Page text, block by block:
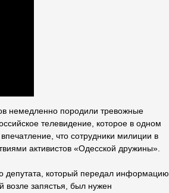
немедленно породили тревожные
телевидение, которое в одном
что сотрудники милиции в
активистов «Одесской дружины».
депутата, который передал информацию
возле запястья, был нужен